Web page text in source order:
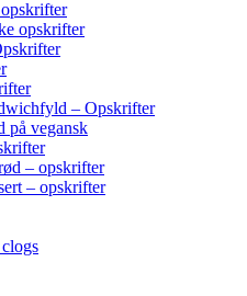
opskrifter
– Opskrifter
på vegansk
– opskrifter
– opskrifter